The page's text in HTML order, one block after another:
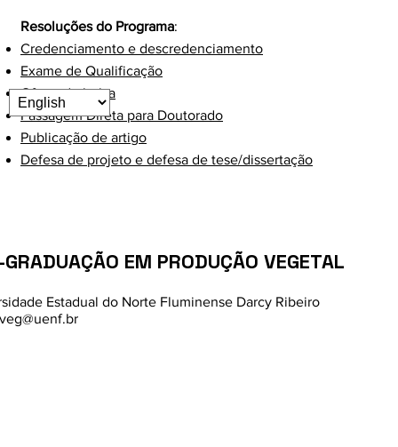
Resoluções do Programa:
Credenciamento e descredenciamento
Exame de Qualificação
Oferta de bolsa
Passagem Direta para Doutorado
Publicação de artigo
Defesa de projeto e defesa de tese/dissertação
EM PRODUÇÃO VEGETAL
Estadual do Norte Fluminense Darcy Ribeiro